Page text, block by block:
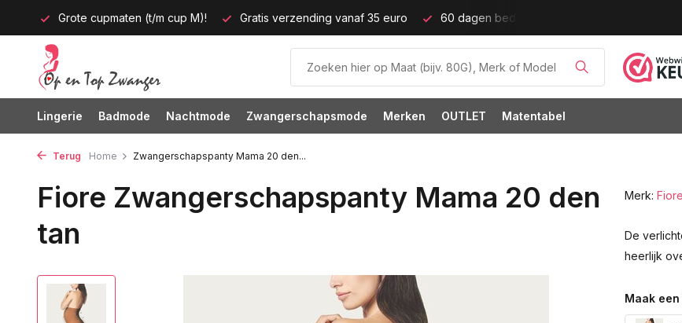
Grote cupmaten (t/m cup M)! Gratis verzending vanaf 35 euro 60 dagen bedenktijd!
Lingerie Badmode Nachtmode Zwangerschapsmode Merken OUTLET Matentabel
Terug Home Zwangerschapspanty Mama 20 den...
Fiore Zwangerschapspanty Mama 20 den
tan
Merk: Fiore
De
heerlijk
Maak